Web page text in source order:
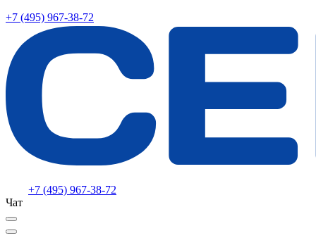
+7 (495) 967-38-72
+7 (495) 967-38-72
Чат